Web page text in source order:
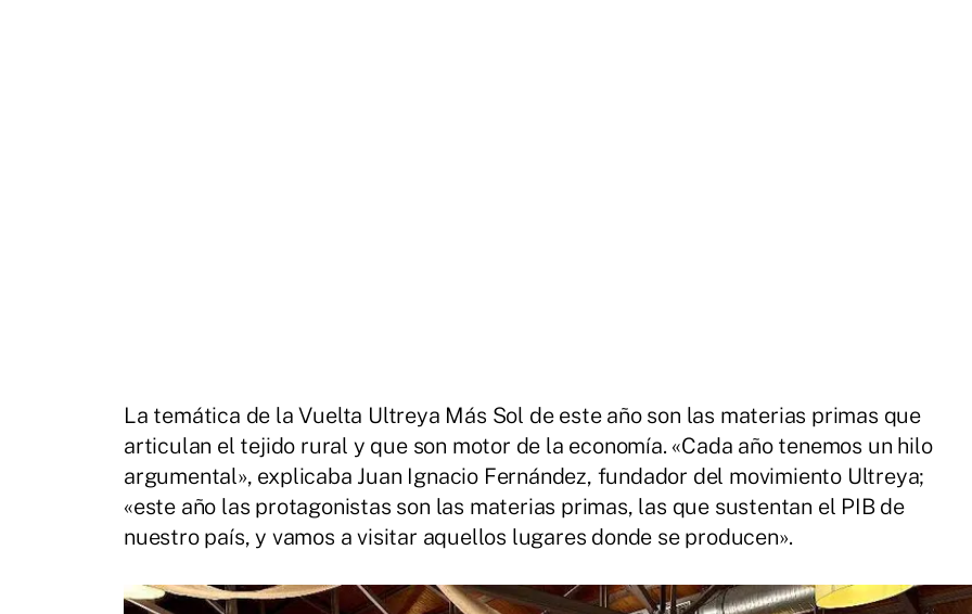
La temática de la Vuelta Ultreya Más Sol de este año son las materias primas que
articulan el tejido rural y que son motor de la economía. «Cada año tenemos un hilo
argumental», explicaba Juan Ignacio Fernández, fundador del movimiento Ultreya;
«este año las protagonistas son las materias primas, las que sustentan el PIB de
nuestro país, y vamos a visitar aquellos lugares donde se producen».